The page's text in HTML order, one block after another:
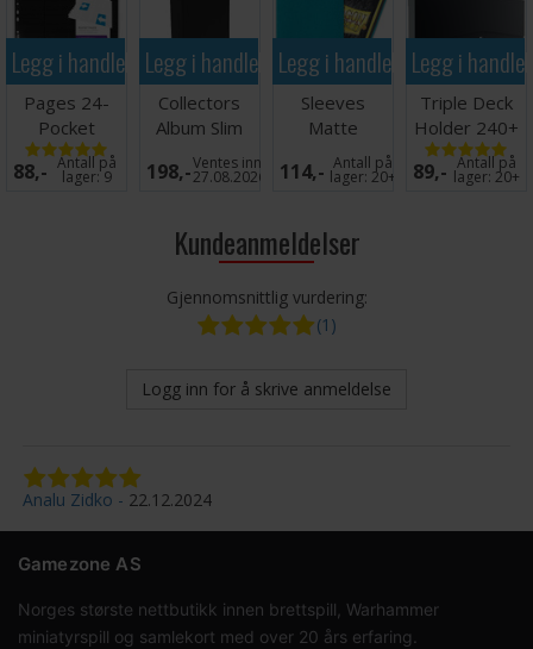
Legg i handlekurven
Pages 24-
Pocket
QuadRow x10
Svart
88,- Antall på
lager:9
Legg i handlekurven
Collectors
Album Slim
Regular Svart
198,-Ventes inn
27.08.2026
Legg i handlekurven
Sleeves
Matte
Turquoise
x100 66x91
114,- Antall på
lager:20+
Legg i
Triple Deck
Holder 240+
Black
89,- Antall på
lager:20+
Kundeanmeldelser
Gjennomsnittlig vurdering:
(1)
Logg inn for å skrive anmeldelse
Analu Zidko 22.12.2024
Gamezone AS
Norges største nettbutikk innen brettspill, Warhammer
miniatyrspill og samlekort med over 20 års erfaring.